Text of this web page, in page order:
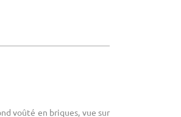
voûté en briques, vue sur